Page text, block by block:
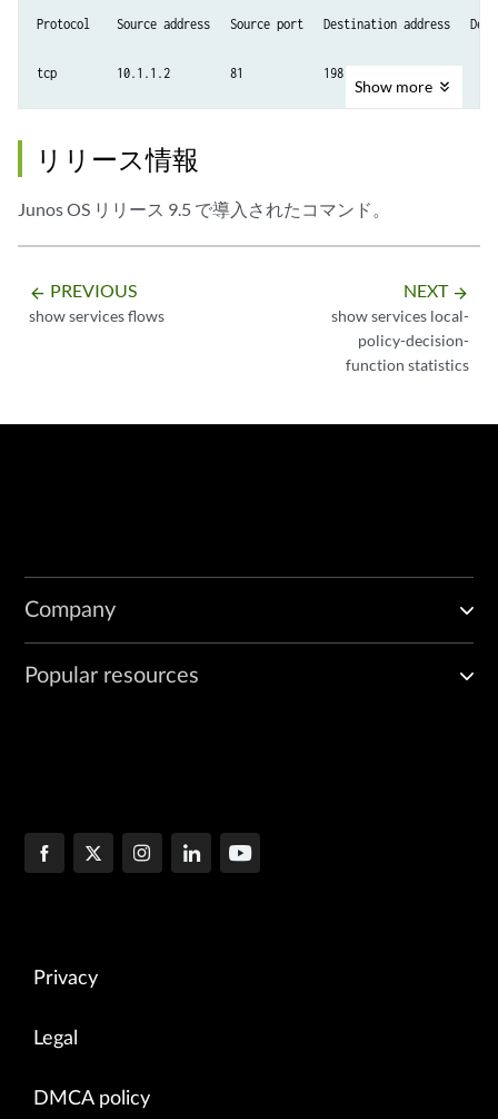
Protocol    Source address   Source port   Destination address
tcp         10.1.1.2         81            198.51.100.2
Show more
リリース情報
Junos OS リリース 9.5 で導入されたコマンド。
arrow_backward PREVIOUS
show services flows
NEXT arrow_forward
show services local-
policy-decision-
function statistics
Company
Popular resources
Privacy
Legal
DMCA policy